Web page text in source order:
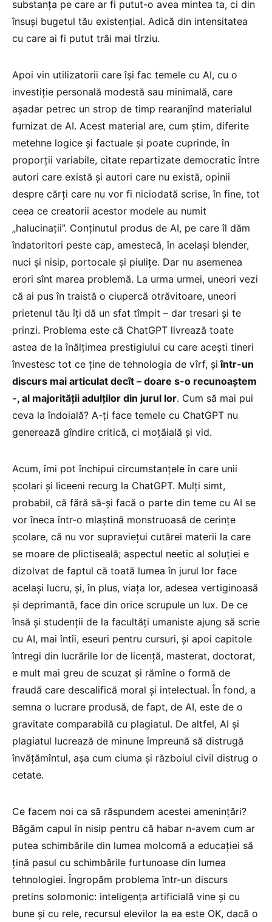
substanța pe care ar fi putut-o avea mintea ta, ci din
însuși bugetul tău existențial. Adică din intensitatea
cu care ai fi putut trăi mai tîrziu.
Apoi vin utilizatorii care își fac temele cu AI, cu o
investiție personală modestă sau minimală, care
așadar petrec un strop de timp rearanjînd materialul
furnizat de AI. Acest material are, cum știm, diferite
metehne logice și factuale și poate cuprinde, în
proporții variabile, citate repartizate democratic între
autori care există și autori care nu există, opinii
despre cărți care nu vor fi niciodată scrise, în fine, tot
ceea ce creatorii acestor modele au numit
„halucinații”. Conținutul produs de AI, pe care îl dăm
îndatoritori peste cap, amestecă, în același blender,
nuci și nisip, portocale și piulițe. Dar nu asemenea
erori sînt marea problemă. La urma urmei, uneori vezi
că ai pus în traistă o ciupercă otrăvitoare, uneori
prietenul tău îți dă un sfat tîmpit – dar tresari și te
prinzi. Problema este că ChatGPT livrează toate
astea de la înălțimea prestigiului cu care acești tineri
învestesc tot ce ține de tehnologia de vîrf, și într-un
discurs mai articulat decît – doare s-o recunoaștem
-, al majorității adulților din jurul lor. Cum să mai pui
ceva la îndoială? A-ți face temele cu ChatGPT nu
generează gîndire critică, ci moțăială și vid.
Acum, îmi pot închipui circumstanțele în care unii
școlari și liceeni recurg la ChatGPT. Mulți simt,
probabil, că fără să-și facă o parte din teme cu AI se
vor îneca într-o mlaștină monstruoasă de cerințe
școlare, că nu vor supraviețui cutărei materii la care
se moare de plictiseală; aspectul neetic al soluției e
dizolvat de faptul că toată lumea în jurul lor face
același lucru, și, în plus, viața lor, adesea vertiginoasă
și deprimantă, face din orice scrupule un lux. De ce
însă și studenții de la facultăți umaniste ajung să scrie
cu AI, mai întîi, eseuri pentru cursuri, și apoi capitole
întregi din lucrările lor de licență, masterat, doctorat,
e mult mai greu de scuzat și rămîne o formă de
fraudă care descalifică moral și intelectual. În fond, a
semna o lucrare produsă, de fapt, de AI, este de o
gravitate comparabilă cu plagiatul. De altfel, AI și
plagiatul lucrează de minune împreună să distrugă
învățămîntul, așa cum ciuma și războiul civil distrug o
cetate.
Ce facem noi ca să răspundem acestei amenințări?
Băgăm capul în nisip pentru că habar n-avem cum ar
putea schimbările din lumea molcomă a educației să
țină pasul cu schimbările furtunoase din lumea
tehnologiei. Îngropăm problema într-un discurs
pretins solomonic: inteligența artificială vine și cu
bune și cu rele, recursul elevilor la ea este OK, dacă o